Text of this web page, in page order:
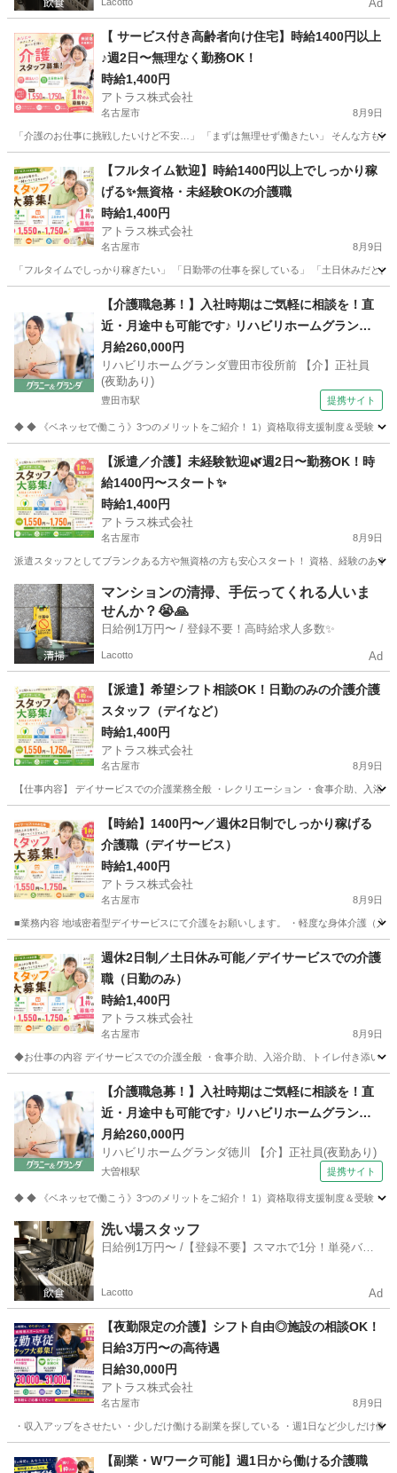
Ad
【 サービス付き高齢者向け住宅】時給1400円以上
♪週2日〜無理なく勤務OK！
時給1,400円
アトラス株式会社
名古屋市 8月9日
「介護のお仕事に挑戦したいけど不安…」 「まずは無理せず働きたい」 そんな方も
介護士
【フルタイム歓迎】時給1400円以上でしっかり稼
げる✨無資格・未経験OKの介護職
時給1,400円
アトラス株式会社
名古屋市 8月9日
「フルタイムでしっかり稼ぎたい」 「日勤帯の仕事を探している」 「土日休みだと
介護士 介護施設
【介護職急募！】入社時期はご気軽に相談を！直
近・月途中も可能です♪ リハビリホームグランダ
豊田市役所前 【介】正社員(夜勤あり) 老人介護施
設スタッフ
月給260,000円
リハビリホームグランダ豊田市役所前 【介】正社員
(夜勤あり)
豊田市駅 提携サイト
◆ ◆ 《ベネッセで働こう》3つのメリットをご紹介！ 1）資格取得支援制度＆受験・
豊田市駅 介護
【派遣／介護】未経験歓迎🌿週2日〜勤務OK！時
給1400円〜スタート✨
時給1,400円
アトラス株式会社
名古屋市 8月9日
派遣スタッフとしてブランクある方や無資格の方も安心スタート！ 資格、経験のあ
愛知 名古屋市 介護
マンションの清掃、手伝ってくれる人いま
せんか？😭🙏
日給例1万円〜 / 登録不要！高時給求人多数✨
Lacotto Ad
【派遣】希望シフト相談OK！日勤のみの介護介護
スタッフ（デイなど）
時給1,400円
アトラス株式会社
名古屋市 8月9日
【仕事内容】 デイサービスでの介護業務全般 ・レクリエーション ・食事介助、入
介護士
【時給】1400円〜／週休2日制でしっかり稼げる
介護職（デイサービス）
時給1,400円
アトラス株式会社
名古屋市 8月9日
■業務内容 地域密着型デイサービスにて介護をお願いします。 ・軽度な身体介護（
介護士
週休2日制／土日休み可能／デイサービスでの介護
職（日勤のみ）
時給1,400円
アトラス株式会社
名古屋市 8月9日
◆お仕事の内容 デイサービスでの介護全般 ・食事介助、入浴介助、トイレ付き添い
介護士
【介護職急募！】入社時期はご気軽に相談を！直
近・月途中も可能です♪ リハビリホームグランダ
徳川 【介】正社員(夜勤あり) 老人介護施設スタッ
フ
月給260,000円
リハビリホームグランダ徳川 【介】正社員(夜勤あり)
大曽根駅 提携サイト
◆ ◆ 《ベネッセで働こう》3つのメリットをご紹介！ 1）資格取得支援制度＆受験・
愛知 名古屋市 大曽根駅 介護
洗い場スタッフ
日給例1万円〜 /【登録不要】スマホで1分！単発バイ
Lacotto Ad
【夜勤限定の介護】シフト自由◎施設の相談OK！
日給3万円〜の高待遇
日給30,000円
アトラス株式会社
名古屋市 8月9日
・収入アップをさせたい ・少しだけ働ける副業を探している ・週1日など少しだけ
介護士 介護施設
【副業・Wワーク可能】週1日から働ける介護職